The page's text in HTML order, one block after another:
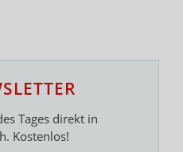
Tages direkt in
Kostenlos!